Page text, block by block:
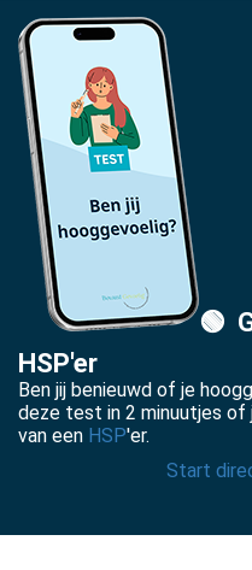
🟢
HSP'er
Ben jij benieuwd of je
deze test in 2 minuutjes of
van een HSP'er.
Start